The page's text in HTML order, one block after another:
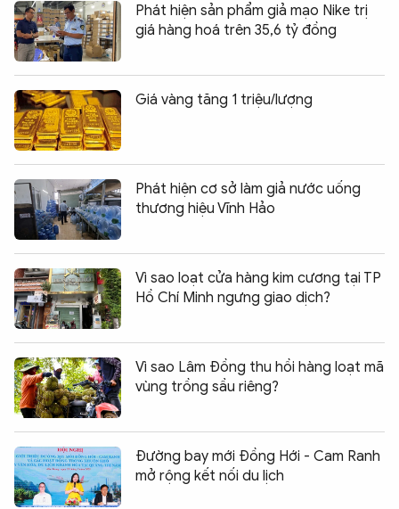
Phát hiện sản phẩm giả mạo Nike trị
giá hàng hoá trên 35,6 tỷ đồng
Giá vàng tăng 1 triệu/lượng
Phát hiện cơ sở làm giả nước uống
thương hiệu Vĩnh Hảo
Vì sao loạt cửa hàng kim cương tại TP
Hồ Chí Minh ngưng giao dịch?
Vì sao Lâm Đồng thu hồi hàng loạt mã
vùng trồng sầu riêng?
Đường bay mới Đồng Hới - Cam Ranh
mở rộng kết nối du lịch